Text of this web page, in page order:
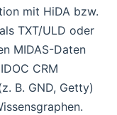
mit HiDA bzw.
TXT/ULD oder
MIDAS-Daten
CRM
B. GND, Getty)